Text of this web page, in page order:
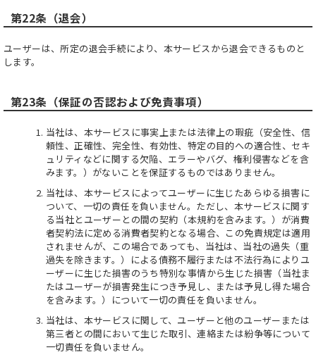
第22条（退会）
ユーザーは、所定の退会手続により、本サービスから退会できるものと
します。
第23条（保証の否認および免責事項）
当社は、本サービスに事実上または法律上の瑕疵（安全性、信
頼性、正確性、完全性、有効性、特定の目的への適合性、セキ
ュリティなどに関する欠陥、エラーやバグ、権利侵害などを含
みます。）がないことを保証するものではありません。
当社は、本サービスによってユーザーに生じたあらゆる損害に
ついて、一切の責任を負いません。ただし、本サービスに関す
る当社とユーザーとの間の契約（本規約を含みます。）が消費
者契約法に定める消費者契約となる場合、この免責規定は適用
されませんが、この場合であっても、当社は、当社の過失（重
過失を除きます。）による債務不履行または不法行為によりユ
ーザーに生じた損害のうち特別な事情から生じた損害（当社ま
たはユーザーが損害発生につき予見し、または予見し得た場合
を含みます。）について一切の責任を負いません。
当社は、本サービスに関して、ユーザーと他のユーザーまたは
第三者との間において生じた取引、連絡または紛争等について
一切責任を負いません。